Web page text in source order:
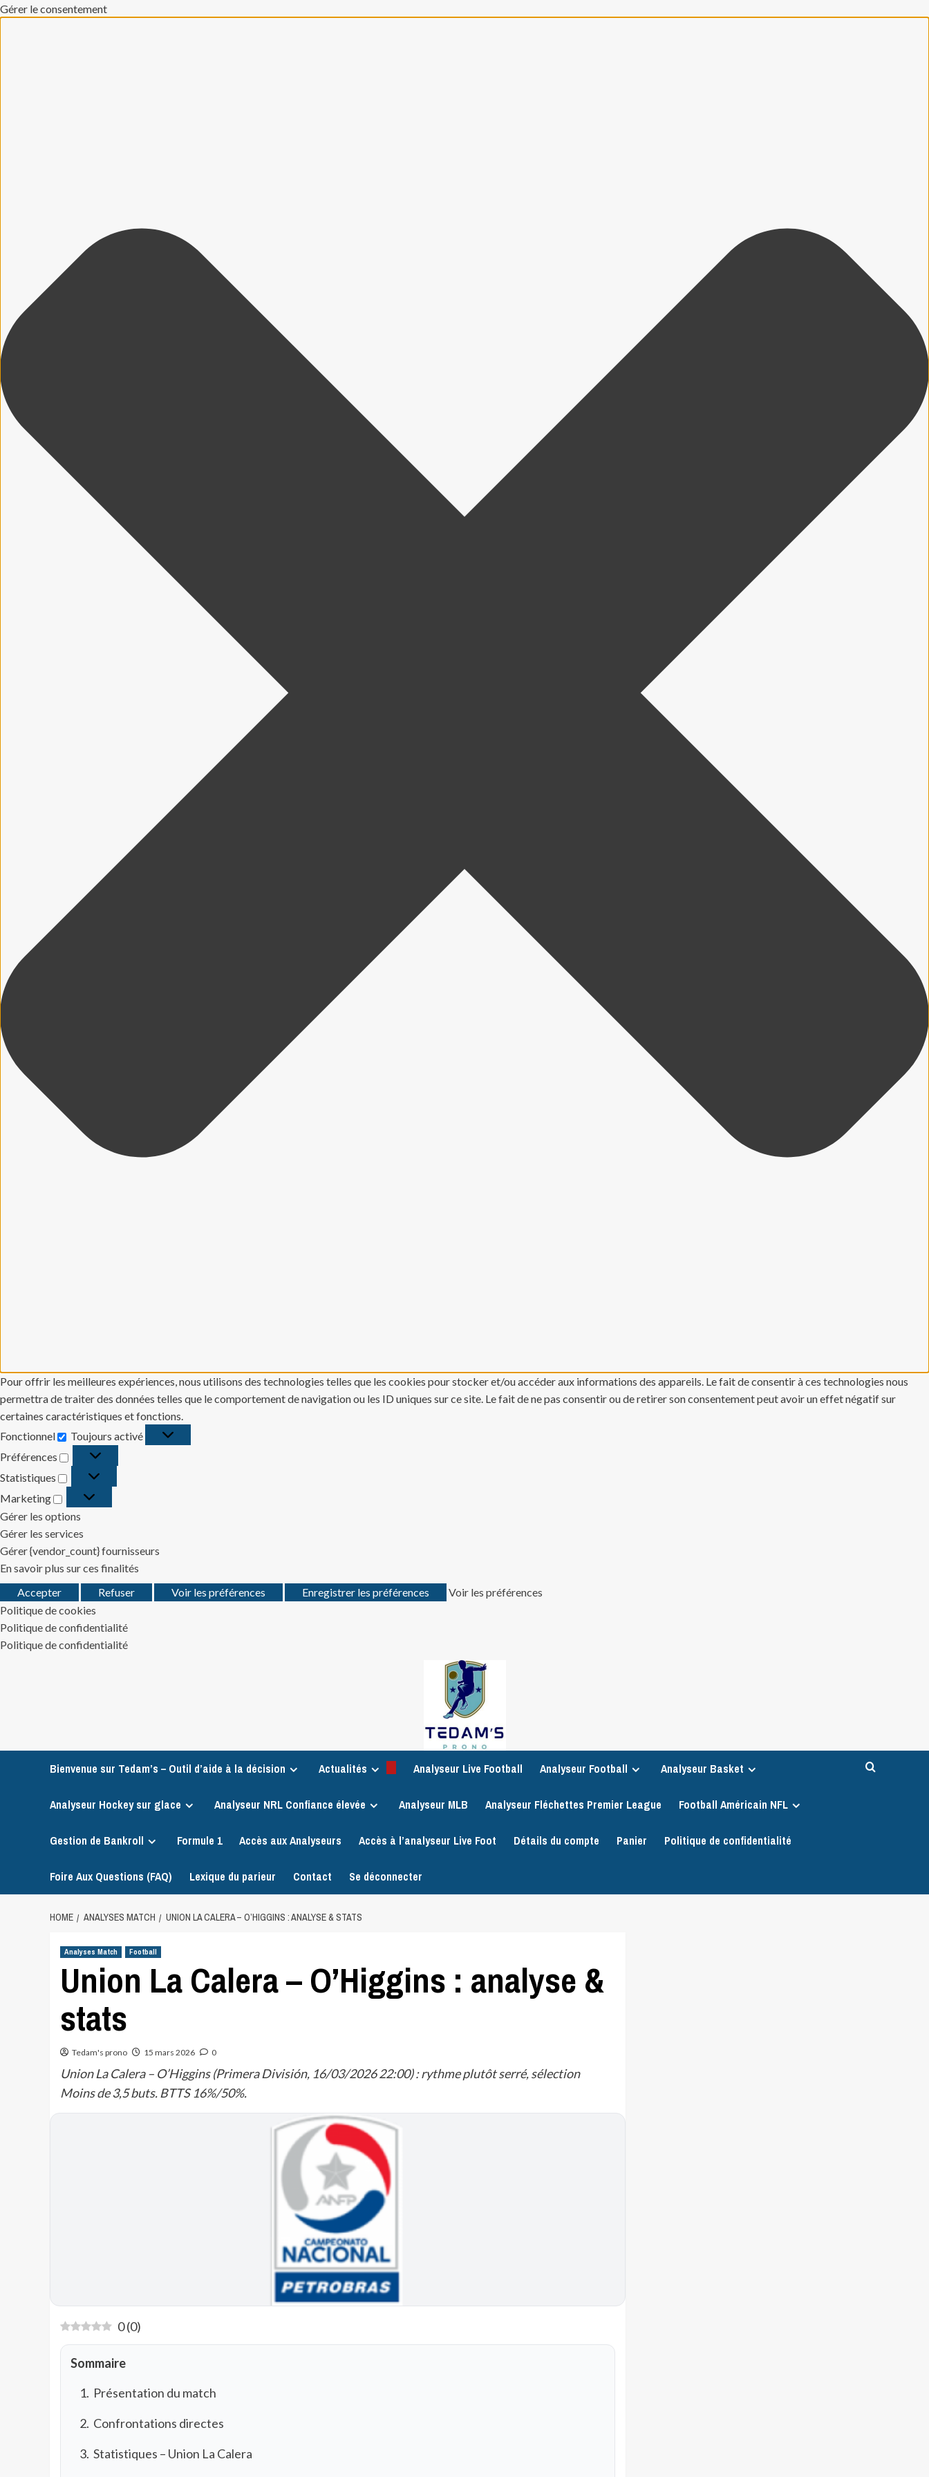
Gérer le consentement
Pour offrir les meilleures expériences, nous utilisons des technologies telles que les cookies pour stocker et/ou accéder aux informations des appareils. Le fait de consentir à ces technologies nous
permettra de traiter des données telles que le comportement de navigation ou les ID uniques sur ce site. Le fait de ne pas consentir ou de retirer son consentement peut avoir un effet négatif sur
certaines caractéristiques et fonctions.
Fonctionnel
Fonctionnel
Toujours activé
Préférences
Préférences
Statistiques
Statistiques
Marketing
Marketing
Gérer les options
Gérer les services
Gérer {vendor_count} fournisseurs
En savoir plus sur ces finalités
Accepter
Refuser Voir les préférences Enregistrer les préférences
Voir les préférences
Politique de cookies
Politique de confidentialité
Politique de confidentialité
Bienvenue sur Tedam’s – Outil d’aide à la décision Actualités Analyseur Live Football Analyseur Football Analyseur Basket
Analyseur Hockey sur glace Analyseur NRL Confiance élevée Analyseur MLB Analyseur Fléchettes Premier League Football Américain NFL
Gestion de Bankroll Formule 1 Accès aux Analyseurs Accès à l’analyseur Live Foot Détails du compte Panier Politique de confidentialité
Foire Aux Questions (FAQ) Lexique du parieur Contact Se déconnecter
HOME ANALYSES MATCH UNION LA CALERA – O’HIGGINS : ANALYSE & STATS
Analyses Match Football
Union La Calera – O’Higgins : analyse &
stats
Tedam's prono 15 mars 2026 0
Union La Calera – O’Higgins (Primera División, 16/03/2026 22:00) : rythme plutôt serré, sélection
Moins de 3,5 buts. BTTS 16%/50%.
0(0)
Sommaire
Présentation du match
Confrontations directes
Statistiques – Union La Calera